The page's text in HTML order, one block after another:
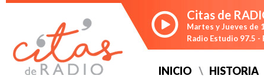
Citas de
Martes y Jueves de
Radio Estudio 97.5 -
INICIO HISTORIA